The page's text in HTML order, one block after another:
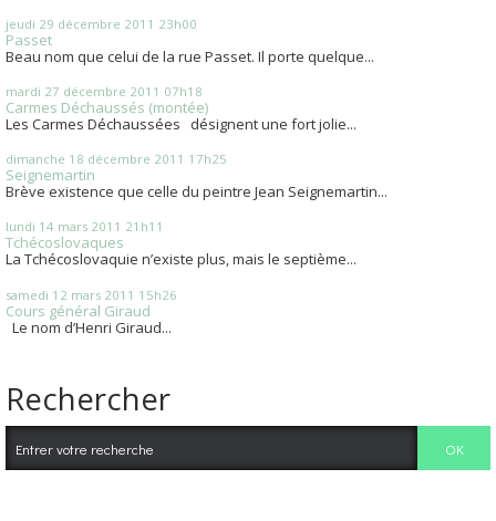
jeudi 29 décembre 2011 23h00
Passet
Beau nom que celui de la rue Passet. Il porte quelque...
mardi 27 décembre 2011 07h18
Carmes Déchaussés (montée)
Les Carmes Déchaussées désignent une fort jolie...
dimanche 18 décembre 2011 17h25
Seignemartin
Brève existence que celle du peintre Jean Seignemartin...
lundi 14 mars 2011 21h11
Tchécoslovaques
La Tchécoslovaquie n’existe plus, mais le septième...
samedi 12 mars 2011 15h26
Cours général Giraud
Le nom d’Henri Giraud...
Rechercher